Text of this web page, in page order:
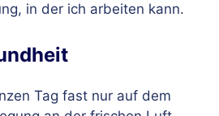
in der ich arbeiten kann.
Tag fast nur auf dem